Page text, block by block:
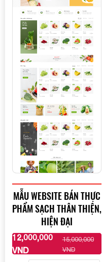
MẪU WEBSITE BÁN THỰC
PHẨM SẠCH THÂN THIỆN,
HIỆN ĐẠI
12,000,000
VND
15,000,000
VND
XEM THÊM